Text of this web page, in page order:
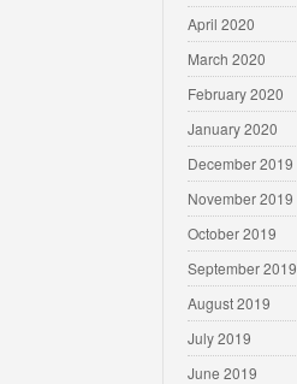
April 2020
March 2020
February 2020
January 2020
December 2019
November 2019
October 2019
September 2019
August 2019
July 2019
June 2019